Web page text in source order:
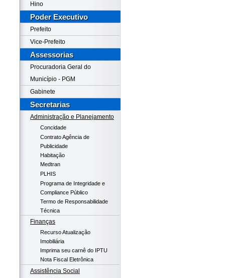
Hino
Poder Executivo
Prefeito
Vice-Prefeito
Assessorias
Procuradoria Geral do
Município - PGM
Gabinete
Secretarias
Administração e Planejamento
Concidade
Contrato Agência de
Publicidade
Habitação
Medtran
PLHIS
Programa de Integridade e
Compliance Público
Termo de Responsabilidade
Técnica
Finanças
Recurso Atualização
Imobiliária
Imprima seu carnê do IPTU
Nota Fiscal Eletrônica
Assistência Social